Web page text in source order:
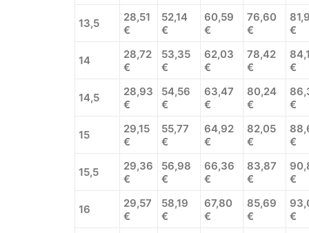
13,5
28,51
€
52,14
€
60,59
€
76,60
€
€
14
28,72
€
53,35
€
62,03
€
78,42
€
€
14,5
28,93
€
54,56
€
63,47
€
80,24
€
€
15
29,15
€
55,77
€
64,92
€
82,05
€
€
15,5
29,36
€
56,98
€
66,36
€
83,87
€
€
16
29,57
€
58,19
€
67,80
€
85,69
€
€